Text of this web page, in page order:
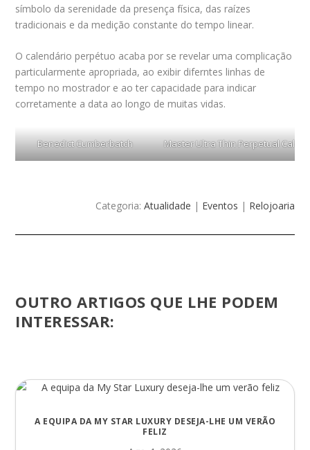
símbolo da serenidade da presença física, das raízes
tradicionais e da medição constante do tempo linear.
O calendário perpétuo acaba por se revelar uma complicação
particularmente apropriada, ao exibir diferntes linhas de
tempo no mostrador e ao ter capacidade para indicar
corretamente a data ao longo de muitas vidas.
Benedict Cumberbatch Master Ultra Thin Perpetual
Categoria: Atualidade | Eventos | Relojoaria
OUTRO ARTIGOS QUE LHE PODEM
INTERESSAR:
A EQUIPA DA MY STAR LUXURY DESEJA-LHE UM VERÃO
FELIZ